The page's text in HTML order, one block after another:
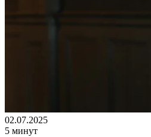
02.07.2025
5 минут